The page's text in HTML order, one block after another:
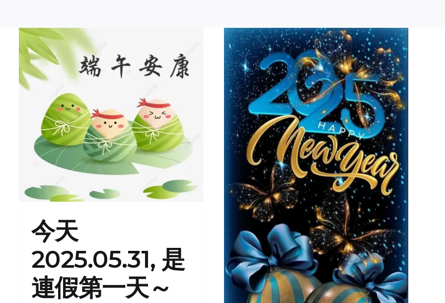
今天
2025.05.31, 是
連假第一天～
祝您在2025年新的一年里光
辉灿烂，事业腾飞！ Happy
Solar Ceiling Light